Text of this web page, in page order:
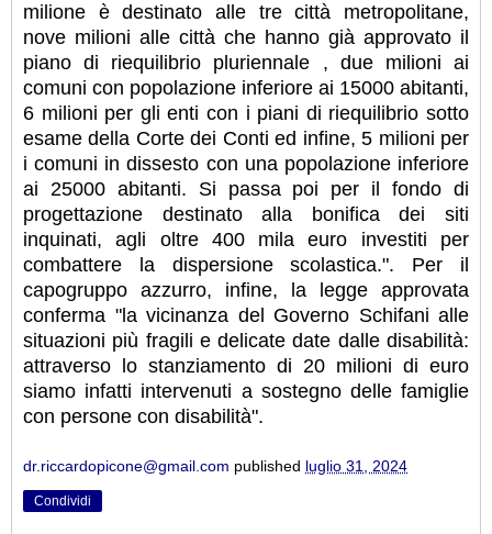
milione è destinato alle tre città metropolitane,
nove milioni alle città che hanno già approvato il
piano di riequilibrio pluriennale , due milioni ai
comuni con popolazione inferiore ai 15000 abitanti,
6 milioni per gli enti con i piani di riequilibrio sotto
esame della Corte dei Conti ed infine, 5 milioni per
i comuni in dissesto con una popolazione inferiore
ai 25000 abitanti. Si passa poi per il fondo di
progettazione destinato alla bonifica dei siti
inquinati, agli oltre 400 mila euro investiti per
combattere la dispersione scolastica.". Per il
capogruppo azzurro, infine, la legge approvata
conferma "la vicinanza del Governo Schifani alle
situazioni più fragili e delicate date dalle disabilità:
attraverso lo stanziamento di 20 milioni di euro
siamo infatti intervenuti a sostegno delle famiglie
con persone con disabilità".
dr.riccardopicone@gmail.com published luglio 31, 2024
Condividi